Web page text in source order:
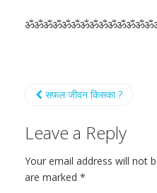
सफल जीवन किसका ?
Leave a Reply
Your email address will not
are marked *